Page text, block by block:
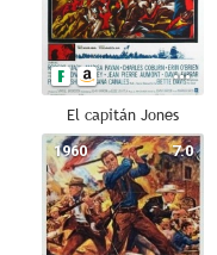
El capitán Jones
7.0
1960